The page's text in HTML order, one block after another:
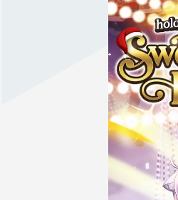
OFFICIAL
会社概要
プライバシーポ
未成年の方々へ
二次創作ガイド
よくある質問
サポーターガイ